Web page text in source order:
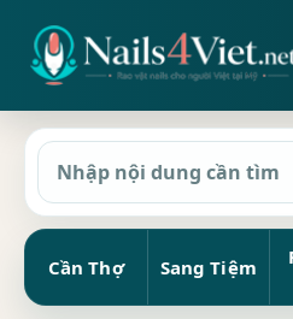
Cần Thợ Sang Tiệm